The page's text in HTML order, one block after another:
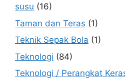
susu (16)
Taman dan Teras (1)
Teknik Sepak Bola (1)
Teknologi (84)
Teknologi / Perangkat